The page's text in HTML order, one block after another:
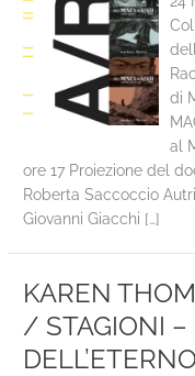
di
al
ore 17 Proiezione del
Roberta Saccoccio
Giovanni Giacchi […]
KAREN
/ STAGIONI –